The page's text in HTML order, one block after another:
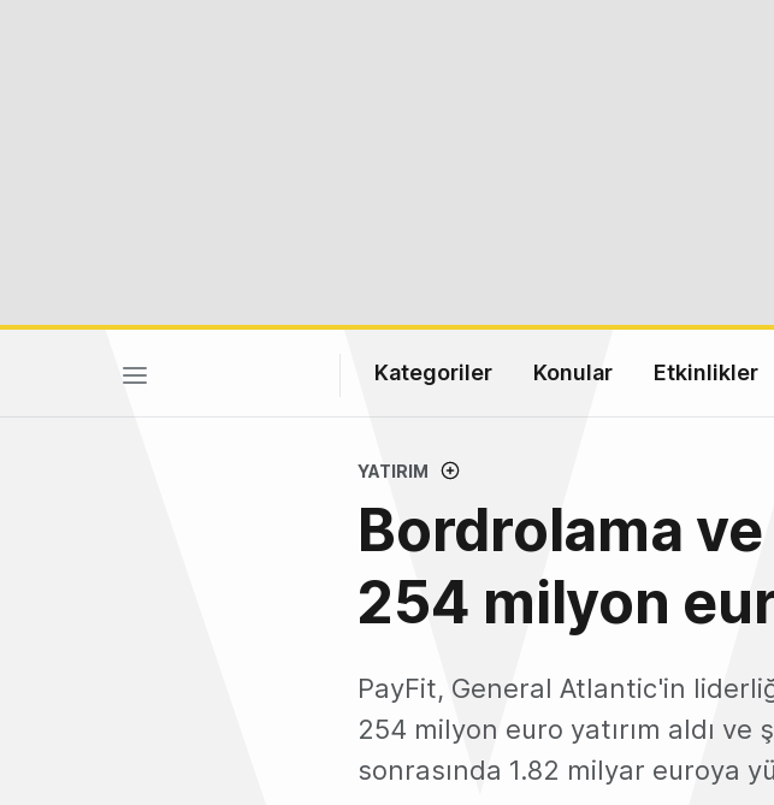
Kategoriler Konular Etkinlikler
YATIRIM
Bordrolama
254 milyon
PayFit, General Atlantic'in
254 milyon euro yatırım aldı ve
sonrasında 1.82 milyar euroya